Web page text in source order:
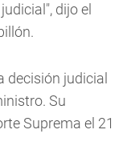
dijo el
decisión judicial
Su
Suprema el 21